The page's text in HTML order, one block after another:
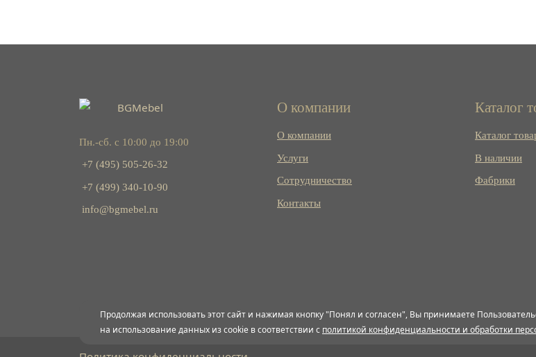
Пн.-сб. с 10:00 до 19:00
+7 (495) 505-26-32
+7 (499) 340-10-90
info@bgmebel.ru
О компании
О компании
Услуги
Сотрудничество
Контакты
Каталог
Каталог
В наличии
Фабрики
Продолжая использовать этот сайт и нажимая кнопку "Понял и согласен", Вы принимаете
на использование данных из cookie в соответствии с политикой конфиденциальности и обработки